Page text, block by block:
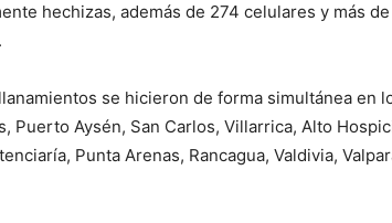
hechizas, además de 274 celulares y más
se hicieron de forma simultánea en
Puerto Aysén, San Carlos, Villarrica, Alto
Punta Arenas, Rancagua, Valdivia,